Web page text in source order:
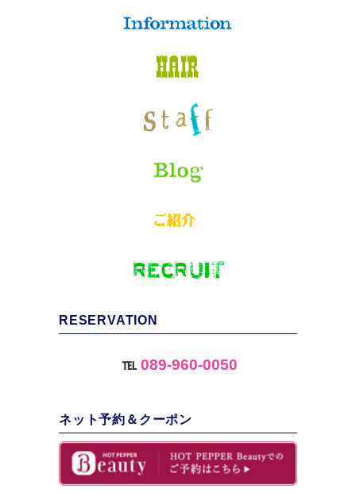
RESERVATION
℡ 089-960-0050
ネット予約＆クーポン